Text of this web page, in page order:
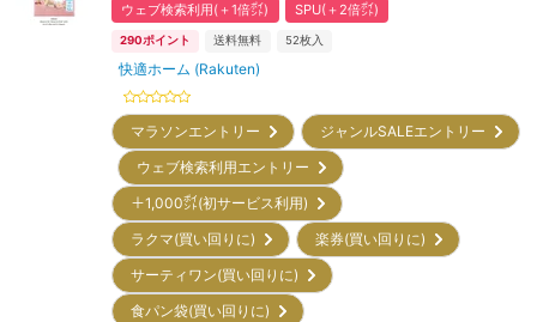
ウェブ検索利用(＋1倍㌽)
SPU(＋2倍㌽)
290ポイント 送料無料 52枚入
快適ホーム (Rakuten)
マラソンエントリー
ジャンルSALEエントリー
ウェブ検索利用エントリー
＋1,000㌽(初サービス利用)
ラクマ(買い回りに)
楽券(買い回りに)
サーティワン(買い回りに)
食パン袋(買い回りに)